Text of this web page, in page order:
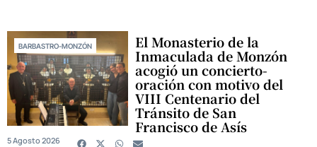
BARBASTRO-MONZÓN El Monasterio de la
Inmaculada de Monzón
acogió un concierto-
oración con motivo del
VIII Centenario del
Tránsito de San
Francisco de Asís
5 Agosto 2026